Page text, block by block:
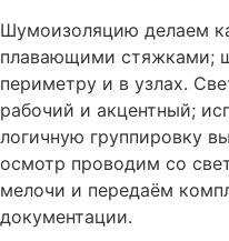
Шумоизоляцию делаем
плавающими стяжками;
периметру и в узлах.
рабочий и акцентный;
логичную группировку
осмотр проводим со
мелочи и передаём
документации.